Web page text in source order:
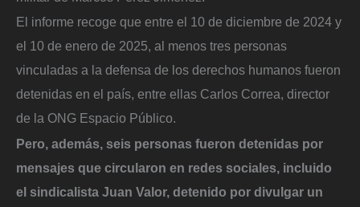
El informe recoge que entre el 10 de diciembre de 2024 y
el 10 de enero de 2025, al menos tres personas
vinculadas a la defensa de los derechos humanos fueron
detenidas en el país, entre ellas Carlos Correa, director
de la ONG Espacio Público.
Pero, además, seis personas fueron detenidas por
mensajes que circularon en redes sociales, incluido
el sindicalista Juan Valor, detenido por divulgar un